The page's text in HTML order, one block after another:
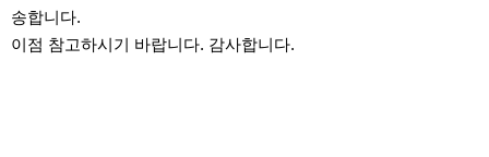
송합니다.
이점 참고하시기 바랍니다. 감사합니다.